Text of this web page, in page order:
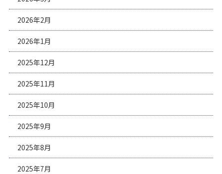
2026年2月
2026年1月
2025年12月
2025年11月
2025年10月
2025年9月
2025年8月
2025年7月